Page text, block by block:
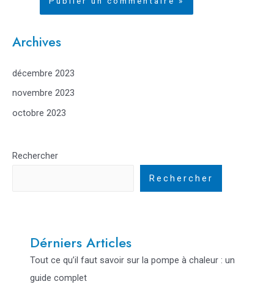
Archives
décembre 2023
novembre 2023
octobre 2023
Rechercher
Rechercher
Dérniers Articles
Tout ce qu’il faut savoir sur la pompe à chaleur : un
guide complet